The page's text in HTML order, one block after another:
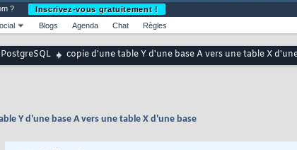
?
Inscrivez-vous gratuitement !
Blogs Agenda Chat Règles
PostgreSQL copie d'une table Y d'une base A vers une table X
Y d'une base A vers une table X d'une base